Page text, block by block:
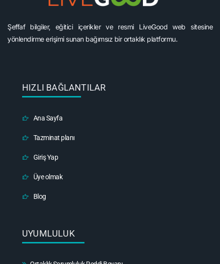
Şeffaf bilgiler, eğitici içerikler ve resmi LiveGood web sitesine
yönlendirme erişimi sunan bağımsız bir ortaklık platformu.
HIZLI BAĞLANTILAR
Ana Sayfa
Tazminat planı
Giriş Yap
Üye olmak
Blog
UYUMLULUK